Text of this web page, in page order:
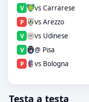
V vs Carrarese
P vs Arezzo
V vs Udinese
V @ Pisa
P vs Bologna
Testa a testa